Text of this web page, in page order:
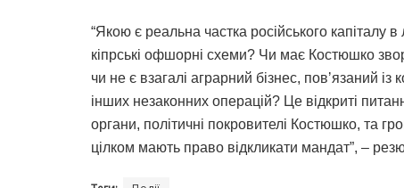
“Якою є реальна частка російського
кіпрські офшорні схеми? Чи має Костюшко
чи не є взагалі аграрний бізнес, повʼязаний
інших незаконних операцій? Це відкриті
органи, політичні покровителі Костюшко, та
цілком мають право відкликати мандат”, –